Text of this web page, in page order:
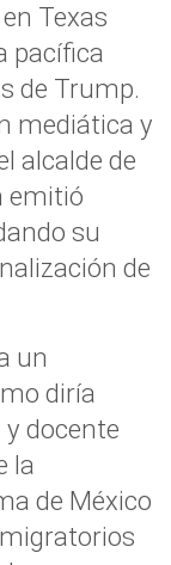
Texas
pacífica
de Trump.
mediática y
alcalde de
emitió
su
de
un
diría
docente
la
de México